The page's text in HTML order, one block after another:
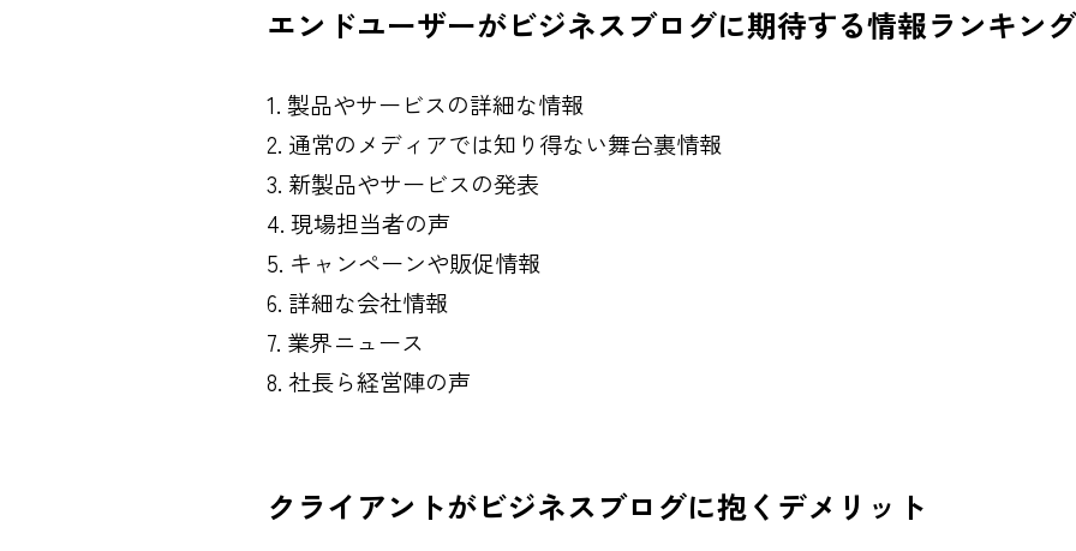
エンドユーザーがビジネスブログに期待する情報ランキング
製品やサービスの詳細な情報
通常のメディアでは知り得ない舞台裏情報
新製品やサービスの発表
現場担当者の声
キャンペーンや販促情報
詳細な会社情報
業界ニュース
社長ら経営陣の声
クライアントがビジネスブログに抱くデメリット